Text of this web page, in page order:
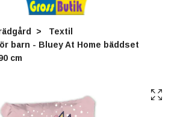
Textil
barn - Bluey At Home bäddset
cm